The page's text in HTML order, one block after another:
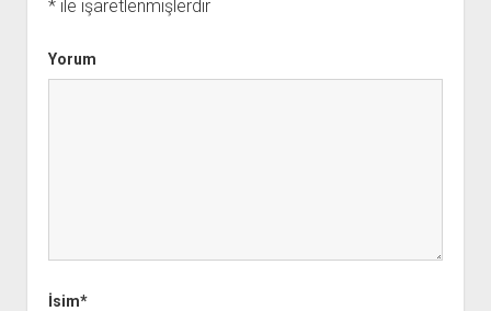
*ile işaretlenmişlerdir
Yorum
İsim*